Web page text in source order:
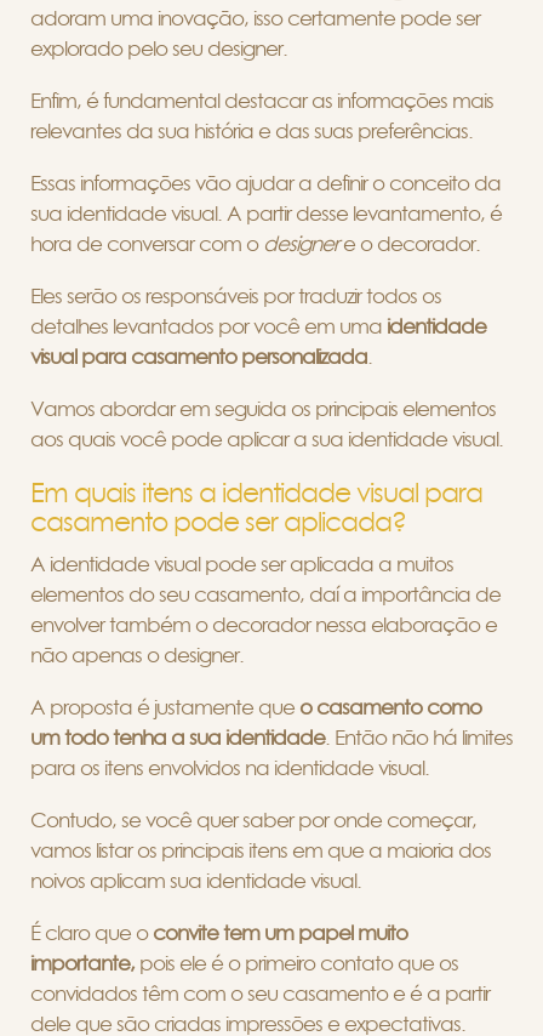
adoram uma inovação, isso certamente pode ser
explorado pelo seu designer.
Enfim, é fundamental destacar as informações mais
relevantes da sua história e das suas preferências.
Essas informações vão ajudar a definir o conceito da
sua identidade visual. A partir desse levantamento, é
hora de conversar com o designere o decorador.
Eles serão os responsáveis por traduzir todos os
detalhes levantados por você em uma identidade
visual para casamento personalizada
Vamos abordar em seguida os principais elementos
aos quais você pode aplicar a sua identidade visual.
Em quais itens a identidade visual para
casamento pode ser aplicada?
A identidade visual pode ser aplicada a muitos
elementos do seu casamento, daí a importância de
envolver também o decorador nessa elaboração e
não apenas o designer.
A proposta é justamente que o casamento como
um todo tenha a sua identidade. Então não há limites
para os itens envolvidos na identidade visual.
Contudo, se você quer saber por onde começar,
vamos listar os principais itens em que a maioria dos
noivos aplicam sua identidade visual.
É claro que o convite tem um papel muito
importante,pois ele é o primeiro contato que os
convidados têm com o seu casamento e é a partir
dele que são criadas impressões e expectativas.